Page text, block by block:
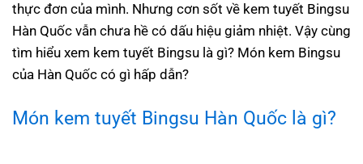
thực đơn của mình. Nhưng cơn sốt về kem tuyết Bingsu
Hàn Quốc vẫn chưa hề có dấu hiệu giảm nhiệt. Vậy cùng
tìm hiểu xem kem tuyết Bingsu là gì? Món kem Bingsu
của Hàn Quốc có gì hấp dẫn?
Món kem tuyết Bingsu Hàn Quốc là gì?